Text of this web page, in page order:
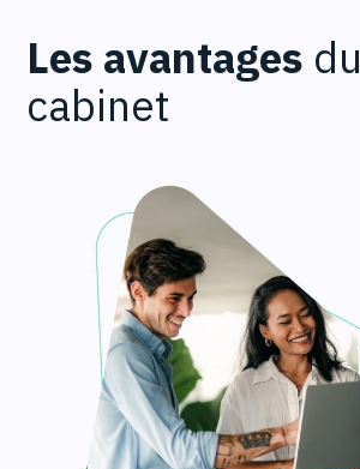
Les avantages du
cabinet